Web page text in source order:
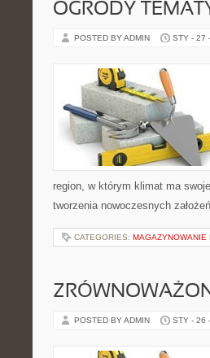
OGRODY
POSTED BY ADMIN STY - 27
region, w którym klimat ma
tworzenia nowoczesnych
CATEGORIES: MAGAZYNOWANIE
POSTED BY ADMIN STY - 26